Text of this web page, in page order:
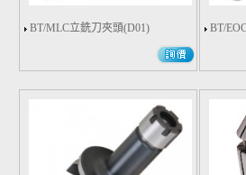
BT/MLC立銑刀夾頭(D01) BT/